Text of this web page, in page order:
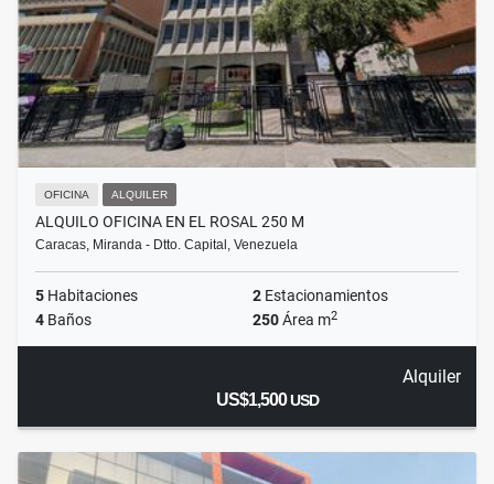
OFICINA ALQUILER
ALQUILO OFICINA EN EL ROSAL 250 M
Caracas, Miranda - Dtto. Capital, Venezuela
5 Habitaciones 2 Estacionamientos
4 Baños 250Área m2
Alquiler
US$1,500USD